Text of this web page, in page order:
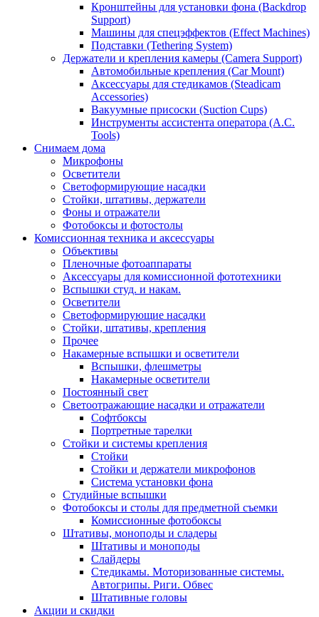
Кронштейны для установки фона (Backdrop
Support)
Машины для спецэффектов (Effect Machines)
Подставки (Tethering System)
Держатели и крепления камеры (Camera Support)
Автомобильные крепления (Car Mount)
Аксессуары для стедикамов (Steadicam
Accessories)
Вакуумные присоски (Suction Cups)
Инструменты ассистента оператора (A.C.
Tools)
Снимаем дома
Микрофоны
Осветители
Светоформирующие насадки
Стойки, штативы, держатели
Фоны и отражатели
Фотобоксы и фотостолы
Комиссионная техника и аксессуары
Объективы
Пленочные фотоаппараты
Аксессуары для комиссионной фототехники
Вспышки студ. и накам.
Осветители
Светоформирующие насадки
Стойки, штативы, крепления
Прочее
Накамерные вспышки и осветители
Вспышки, флешметры
Накамерные осветители
Постоянный свет
Светоотражающие насадки и отражатели
Софтбоксы
Портретные тарелки
Стойки и системы крепления
Стойки
Стойки и держатели микрофонов
Система установки фона
Студийные вспышки
Фотобоксы и столы для предметной съемки
Комиссионные фотобоксы
Штативы, моноподы и сладеры
Штативы и моноподы
Слайдеры
Стедикамы. Моторизованные системы.
Автогрипы. Риги. Обвес
Штативные головы
Акции и скидки